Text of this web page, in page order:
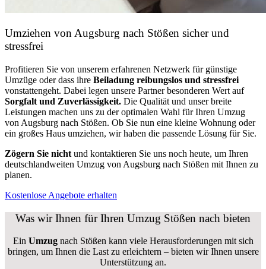
Umziehen von Augsburg nach Stößen sicher und
stressfrei
Profitieren Sie von unserem erfahrenen Netzwerk für günstige
Umzüge oder dass ihre Beiladung reibungslos und stressfrei
vonstattengeht. Dabei legen unsere Partner besonderen Wert auf
Sorgfalt und Zuverlässigkeit. Die Qualität und unser breite
Leistungen machen uns zu der optimalen Wahl für Ihren Umzug
von Augsburg nach Stößen. Ob Sie nun eine kleine Wohnung oder
ein großes Haus umziehen, wir haben die passende Lösung für Sie.
Zögern Sie nicht und kontaktieren Sie uns noch heute, um Ihren
deutschlandweiten Umzug von Augsburg nach Stößen mit Ihnen zu
planen.
Kostenlose Angebote erhalten
Was wir Ihnen für Ihren Umzug Stößen nach bieten
Ein Umzugnach Stößen kann viele Herausforderungen mit sich
bringen, um Ihnen die Last zu erleichtern – bieten wir Ihnen unsere
Unterstützung an.